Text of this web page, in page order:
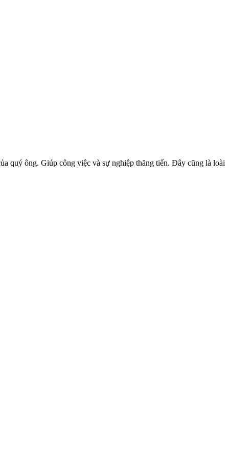
quý ông. Giúp công việc và sự nghiệp thăng tiến. Đây cũng là loài